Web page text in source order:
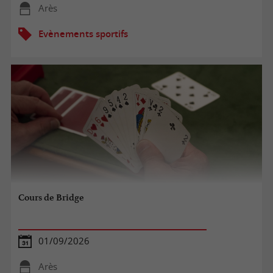
Arès
Evènements sportifs
Cours de Bridge
01/09/2026
Arès